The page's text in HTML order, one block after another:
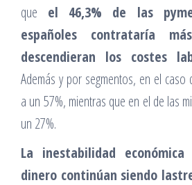
que el 46,3% de las
españoles contrataría
descendieran los costes
Además y por segmentos, en el caso
a un 57%, mientras que en el de las
un 27%.
La inestabilidad
dinero continúan siendo